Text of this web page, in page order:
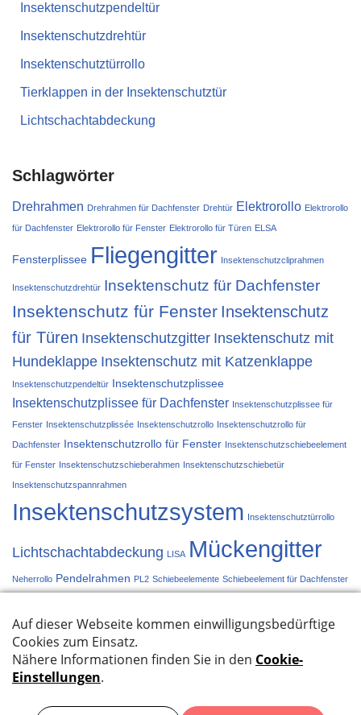
Insektenschutzpendeltür
Insektenschutzdrehtür
Insektenschutztürrollo
Tierklappen in der Insektenschutztür
Lichtschachtabdeckung
Schlagwörter
Drehrahmen Drehrahmen für Dachfenster Drehtür Elektrorollo Elektrorollo
für Dachfenster Elektrorollo für Fenster Elektrorollo für Türen ELSA
Fensterplissee Fliegengitter Insektenschutzcliprahmen
Insektenschutzdrehtür Insektenschutz für Dachfenster
Insektenschutz für Fenster Insektenschutz
für Türen Insektenschutzgitter Insektenschutz mit
Hundeklappe Insektenschutz mit Katzenklappe
Insektenschutzpendeltür Insektenschutzplissee
Insektenschutzplissee für Dachfenster Insektenschutzplissee für
Fenster Insektenschutzplissée Insektenschutzrollo Insektenschutzrollo für
Dachfenster Insektenschutzrollo für Fenster Insektenschutzschiebeelement
für Fenster Insektenschutzschieberahmen Insektenschutzschiebetür
Insektenschutzspannrahmen
Insektenschutzsystem Insektenschutztürrollo
Lichtschachtabdeckung LISA Mückengitter
Neherrollo Pendelrahmen PL2 Schiebeelemente Schiebeelement für Dachfenster
Systeme im Überblick
Impressum